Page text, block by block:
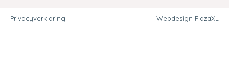
Privacyverklaring Webdesign PlazaXL